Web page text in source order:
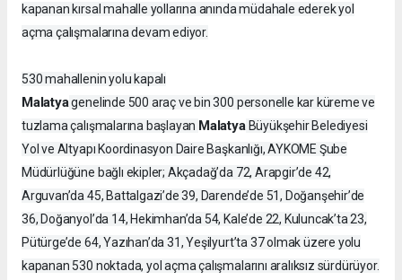
kapanan kırsal mahalle yollarına anında müdahale ederek yol
açma çalışmalarına devam ediyor.
530 mahallenin yolu kapalı
Malatyagenelinde 500 araç ve bin 300 personelle kar küreme ve
tuzlama çalışmalarına başlayan MalatyaBüyükşehir Belediyesi
Yol ve Altyapı Koordinasyon Daire Başkanlığı, AYKOME Şube
Müdürlüğüne bağlı ekipler; Akçadağ’da 72, Arapgir’de 42,
Arguvan’da 45, Battalgazi’de 39, Darende’de 51, Doğanşehir’de
36, Doğanyol’da 14, Hekimhan’da 54, Kale’de 22, Kuluncak’ta 23,
Pütürge’de 64, Yazıhan’da 31, Yeşilyurt’ta 37 olmak üzere yolu
kapanan 530 noktada, yol açma çalışmalarını aralıksız sürdürüyor.